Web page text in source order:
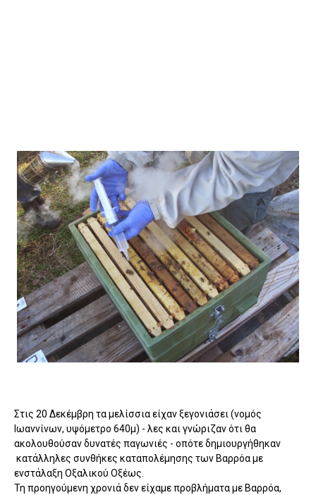
Στις 20 Δεκέμβρη τα μελίσσια είχαν ξεγονιάσει (νομός
Ιωαννίνων, υψόμετρο 640μ) - λες και γνώριζαν ότι θα
ακολουθούσαν δυνατές παγωνιές - οπότε δημιουργήθηκαν
κατάλληλες συνθήκες καταπολέμησης των Βαρρόα με
ενστάλαξη Οξαλικού Οξέως.
Τη προηγούμενη χρονιά δεν είχαμε προβλήματα με Βαρρόα,